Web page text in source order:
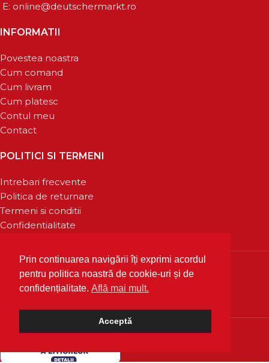
Prin continuarea navigării îți exprimi acordul
pentru politica noastră de cookie-uri și de
confidențialitate. Află mai mult.
Acceptă
E: online@deutschermarkt.ro
INFORMATII
Povestea noastra
Cum comand
Cum livram
Cum platesc
Contul meu
Contact
POLITICI SI TERMENI
Intrebari frecvente
Politica de returnare
Termeni si conditii
Confidentialitate